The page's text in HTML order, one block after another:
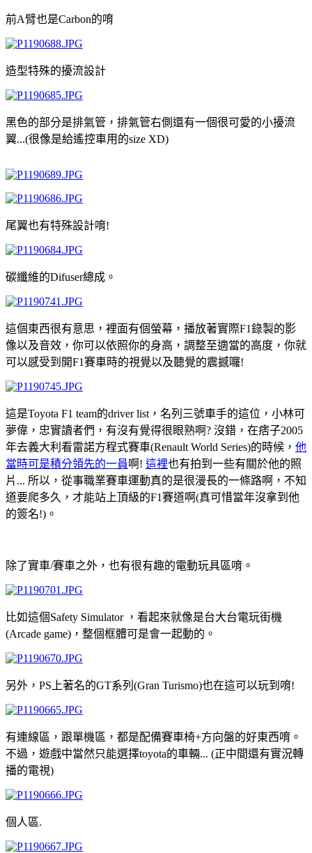
前A臂也是Carbon的唷
造型特殊的擾流設計
黑色的部分是排氣管，排氣管右側還有一個很可愛的小擾流
翼...(很像是給遙控車用的size XD)
尾翼也有特殊設計唷!
碳纖維的Difuser總成。
這個東西很有意思，裡面有個螢幕，播放著實際F1錄製的影
像以及音效，你可以依照你的身高，調整至適當的高度，你就
可以感受到開F1賽車時的視覺以及聽覺的震撼囉!
這是Toyota F1 team的driver list，名列三號車手的這位，小林可
夢偉，忠實讀者們，有沒有覺得很眼熟啊? 沒錯，在痞子2005
年去義大利看雷諾方程式賽車(Renault World Series)的時候， 他
當時可是積分領先的一員啊! 這裡也有拍到一些有關於他的照
片... 所以，從事職業賽車運動真的是很漫長的一條路啊，不知
道要爬多久，才能站上頂級的F1賽道啊(真可惜當年沒拿到他
的簽名!)。
除了實車/賽車之外，也有很有趣的電動玩具區唷。
比如這個Safety Simulator ，看起來就像是台大台電玩街機
(Arcade game)，整個框體可是會一起動的。
另外，PS上著名的GT系列(Gran Turismo)也在這可以玩到唷!
有連線區，跟單機區，都是配備賽車椅+方向盤的好東西唷。
不過，遊戲中當然只能選擇toyota的車輛... (正中間還有實況轉
播的電視)
個人區.